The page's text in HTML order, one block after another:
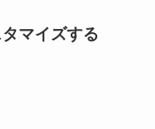
マイズする